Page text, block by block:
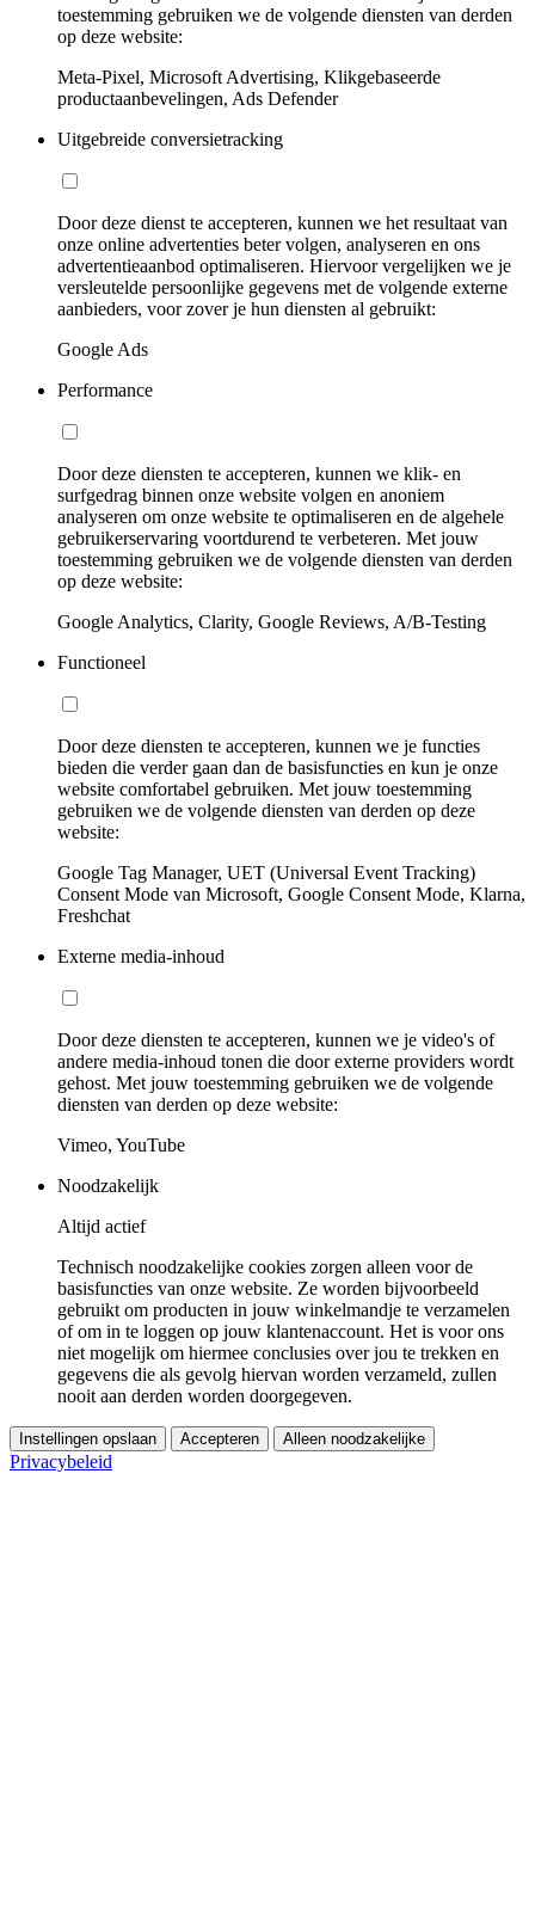
toestemming gebruiken we de volgende diensten van derden
op deze website:
Meta-Pixel, Microsoft Advertising, Klikgebaseerde
productaanbevelingen, Ads Defender
Uitgebreide conversietracking
Door deze dienst te accepteren, kunnen we het resultaat van
onze online advertenties beter volgen, analyseren en ons
advertentieaanbod optimaliseren. Hiervoor vergelijken we je
versleutelde persoonlijke gegevens met de volgende externe
aanbieders, voor zover je hun diensten al gebruikt:
Google Ads
Performance
Door deze diensten te accepteren, kunnen we klik- en
surfgedrag binnen onze website volgen en anoniem
analyseren om onze website te optimaliseren en de algehele
gebruikerservaring voortdurend te verbeteren. Met jouw
toestemming gebruiken we de volgende diensten van derden
op deze website:
Google Analytics, Clarity, Google Reviews, A/B-Testing
Functioneel
Door deze diensten te accepteren, kunnen we je functies
bieden die verder gaan dan de basisfuncties en kun je onze
website comfortabel gebruiken. Met jouw toestemming
gebruiken we de volgende diensten van derden op deze
website:
Google Tag Manager, UET (Universal Event Tracking)
Consent Mode van Microsoft, Google Consent Mode, Klarna,
Freshchat
Externe media-inhoud
Door deze diensten te accepteren, kunnen we je video's of
andere media-inhoud tonen die door externe providers wordt
gehost. Met jouw toestemming gebruiken we de volgende
diensten van derden op deze website:
Vimeo, YouTube
Noodzakelijk
Altijd actief
Technisch noodzakelijke cookies zorgen alleen voor de
basisfuncties van onze website. Ze worden bijvoorbeeld
gebruikt om producten in jouw winkelmandje te verzamelen
of om in te loggen op jouw klantenaccount. Het is voor ons
niet mogelijk om hiermee conclusies over jou te trekken en
gegevens die als gevolg hiervan worden verzameld, zullen
nooit aan derden worden doorgegeven.
Instellingen opslaan Accepteren Alleen noodzakelijke
Privacybeleid